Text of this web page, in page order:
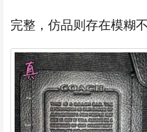
完整，仿品则存在模糊